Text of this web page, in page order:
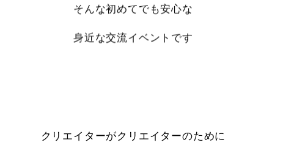
そんな初めてでも安心な
身近な交流イベントです
クリエイターがクリエイターのために